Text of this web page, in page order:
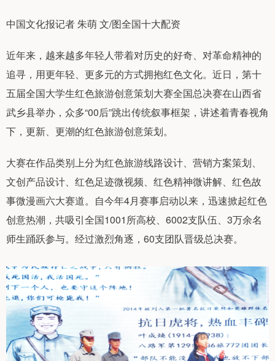
中国文化报记者 朱萌 文/图全国十大配资
近年来，越来越多年轻人带着对历史的好奇、对革命精神的
追寻，用更年轻、更多元的方式拥抱红色文化。近日，第十
五届全国大学生红色旅游创意策划大赛全国总决赛在山西省
武乡县举办，众多“00后”跳出传统叙事框架，讲述着青春视角
下，更新、更潮的红色旅游创意策划。
大赛在作品类别上分为红色旅游线路设计、营销方案策划、
文创产品设计、红色足迹微视频、红色精神微讲解、红色故
事微漫画六大赛道。自今年4月赛事启动以来，迅速掀起红色
创意热潮，共吸引全国1001所高校、6002支队伍、3万余名
师生踊跃参与。经过激烈角逐，60支团队晋级总决赛。